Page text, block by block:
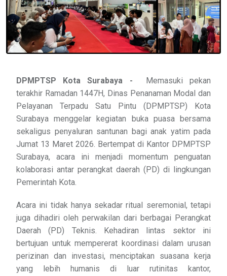
DPMPTSP Kota Surabaya - Memasuki pekan
terakhir Ramadan 1447H, Dinas Penanaman Modal dan
Pelayanan Terpadu Satu Pintu (DPMPTSP) Kota
Surabaya menggelar kegiatan buka puasa bersama
sekaligus penyaluran santunan bagi anak yatim pada
Jumat 13 Maret 2026. Bertempat di Kantor DPMPTSP
Surabaya, acara ini menjadi momentum penguatan
kolaborasi antar perangkat daerah (PD) di lingkungan
Pemerintah Kota.
Acara ini tidak hanya sekadar ritual seremonial, tetapi
juga dihadiri oleh perwakilan dari berbagai Perangkat
Daerah (PD) Teknis. Kehadiran lintas sektor ini
bertujuan untuk mempererat koordinasi dalam urusan
perizinan dan investasi, menciptakan suasana kerja
yang lebih humanis di luar rutinitas kantor,